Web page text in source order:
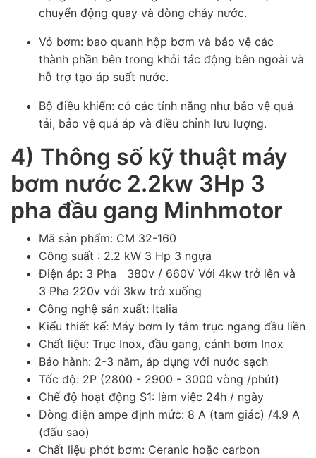
chuyển động quay và dòng chảy nước.
Vỏ bơm: bao quanh hộp bơm và bảo vệ các
thành phần bên trong khỏi tác động bên ngoài và
hỗ trợ tạo áp suất nước.
Bộ điều khiển: có các tính năng như bảo vệ quá
tải, bảo vệ quá áp và điều chỉnh lưu lượng.
4) Thông số kỹ thuật máy
bơm nước 2.2kw 3Hp 3
pha đầu gang Minhmotor
Mã sản phẩm: CM 32-160
Công suất : 2.2 kW 3 Hp 3 ngựa
Điện áp: 3 Pha 380v / 660V Với 4kw trở lên và
3 Pha 220v với 3kw trở xuống
Công nghệ sản xuất: Italia
Kiểu thiết kế: Máy bơm ly tâm trục ngang đầu liền
Chất liệu: Trục Inox, đầu gang, cánh bơm Inox
Bảo hành: 2-3 năm, áp dụng với nước sạch
Tốc độ: 2P (2800 - 2900 - 3000 vòng /phút)
Chế độ hoạt động S1: làm việc 24h / ngày
Dòng điện ampe định mức: 8 A (tam giác) /4.9 A
(đấu sao)
Chất liệu phớt bơm: Ceranic hoặc carbon